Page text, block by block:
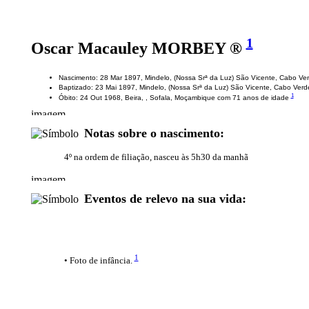
Oscar Macauley MORBEY ®1
Nascimento: 28 Mar 1897, Mindelo, (Nossa Srª da Luz) São Vicente, Cabo
Baptizado: 23 Mai 1897, Mindelo, (Nossa Srª da Luz) São Vicente, Cabo
Óbito: 24 Out 1968, Beira, , Sofala, Moçambique com 71 anos de idade1
Notas sobre o nascimento:
4º na ordem de filiação, nasceu às 5h30 da manhã
Eventos de relevo na sua vida:
• Foto de infância.1